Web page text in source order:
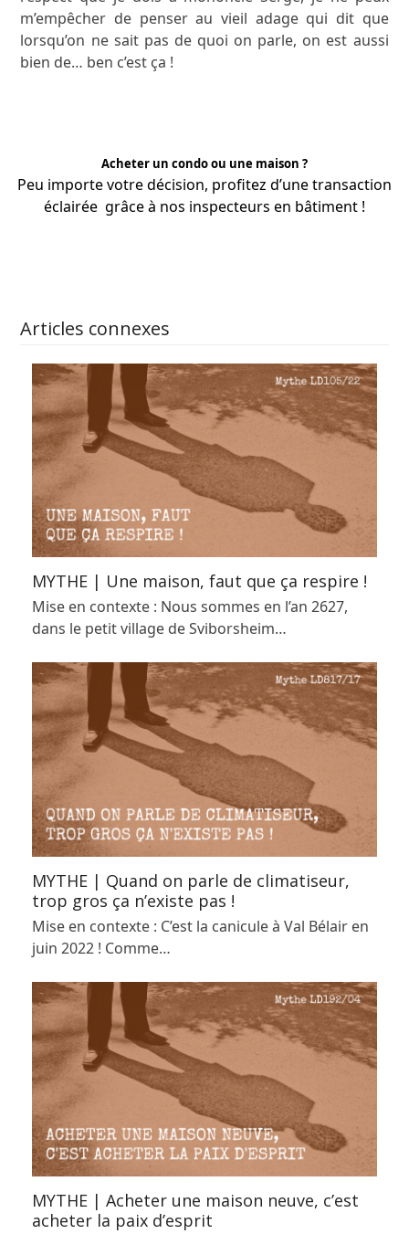
m’empêcher de penser au vieil adage qui dit que
lorsqu’on ne sait pas de quoi on parle, on est aussi
bien de… ben c’est ça !
Acheter un condo ou une maison ?
Peu importe votre décision, profitez d’une transaction
éclairée grâce à nos inspecteurs en bâtiment !
Articles connexes
MYTHE | Une maison, faut que ça respire !
Mise en contexte : Nous sommes en l’an 2627,
dans le petit village de Sviborsheim…
MYTHE | Quand on parle de climatiseur,
trop gros ça n’existe pas !
Mise en contexte : C’est la canicule à Val Bélair en
juin 2022 ! Comme…
MYTHE | Acheter une maison neuve, c’est
acheter la paix d’esprit